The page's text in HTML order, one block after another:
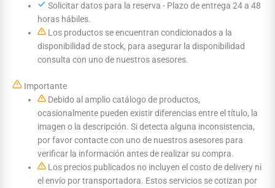
Solicitar datos para la reserva - Plazo de entrega 24 a 48
horas hábiles.
Los productos se encuentran condicionados a la
disponibilidad de stock, para asegurar la disponibilidad
consulta con uno de nuestros asesores.
Importante
Debido al amplio catálogo de productos,
ocasionalmente pueden existir diferencias entre el título, la
imagen o la descripción. Si detecta alguna inconsistencia,
por favor contacte con uno de nuestros asesores para
verificar la información antes de realizar su compra.
Los precios publicados no incluyen el costo de delivery ni
el envío por transportadora. Estos servicios se cotizan por